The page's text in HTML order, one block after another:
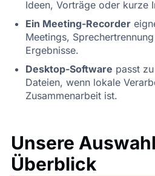
Ideen, Vorträge oder kurze
Ein Meeting-Recorder
Meetings,
Ergebnisse.
Desktop-Software passt
Dateien, wenn lokale
Zusammenarbeit ist.
Unsere
Überblick